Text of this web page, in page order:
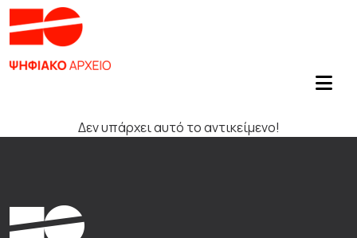
Δεν υπάρχει αυτό το αντικείμενο!